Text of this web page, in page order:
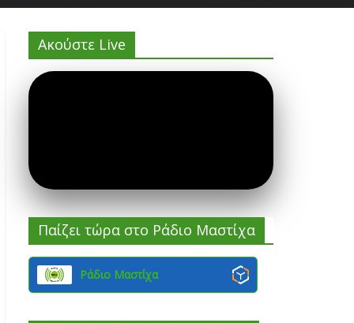
Ακούστε Live
Παίζει τώρα στο Ράδιο Μαστίχα
Ράδιο Μαστίχα